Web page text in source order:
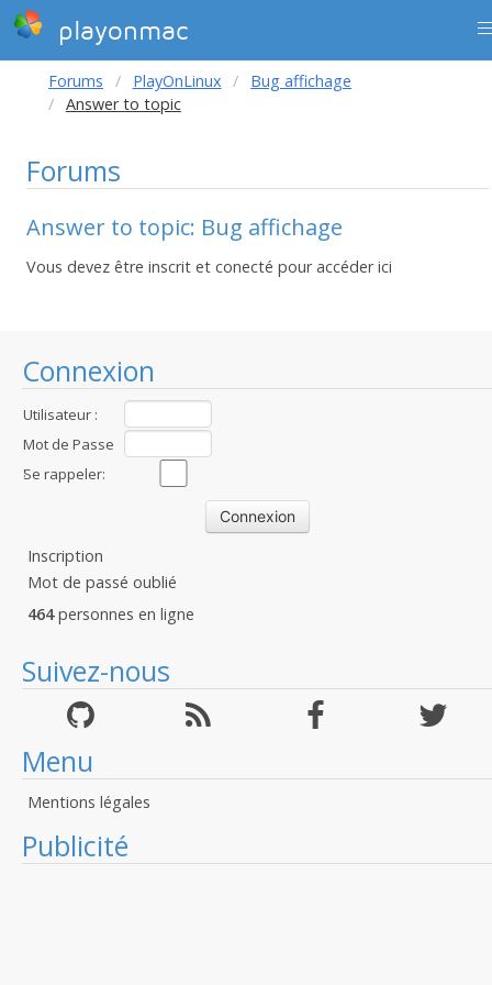
playonmac
Connexion
Utilisateur :
Mot de Passe
:Se rappeler:
Inscription
Mot de passé oublié
464personnes en ligne
Suivez-nous
Menu
Mentions légales
Publicité
Forums PlayOnLinux
Bug affichage
Answer to topic
Forums
Answer to topic: Bug affichage
Vous devez être inscrit et conecté pour accéder ici